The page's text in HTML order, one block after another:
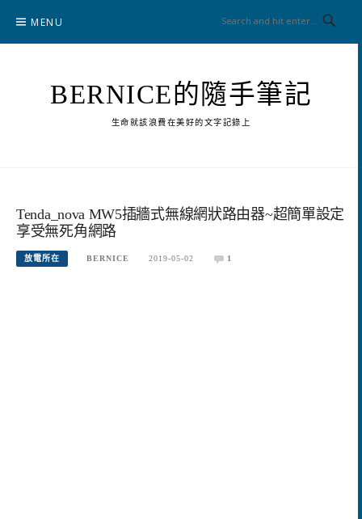
content
MENU
BERNICE的隨手筆記
生命就該浪費在美好的文字記錄上
Tenda_nova MW5插牆式無線網狀路由器~超簡單設定
享受無死角網路
放電所在 BERNICE 2019-05-02 1